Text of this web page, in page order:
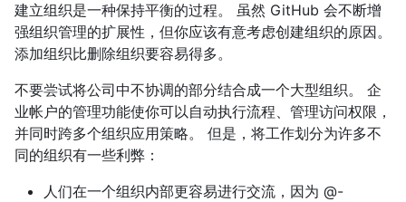
建立组织是一种保持平衡的过程。 虽然 GitHub 会不断增
强组织管理的扩展性，但你应该有意考虑创建组织的原因。
添加组织比删除组织要容易得多。
不要尝试将公司中不协调的部分结合成一个大型组织。 企
业帐户的管理功能使你可以自动执行流程、管理访问权限，
并同时跨多个组织应用策略。 但是，将工作划分为许多不
同的组织有一些利弊：
人们在一个组织内部更容易进行交流，因为 @-